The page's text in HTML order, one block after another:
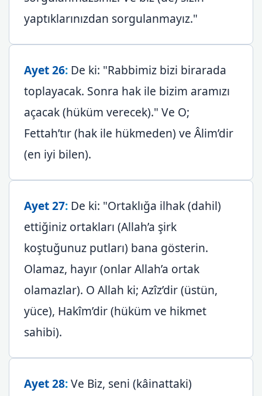
yaptıklarınızdan sorgulanmayız."
Ayet 26: De ki: "Rabbimiz bizi birarada
toplayacak. Sonra hak ile bizim aramızı
açacak (hüküm verecek)." Ve O;
Fettah’tır (hak ile hükmeden) ve Âlim’dir
(en iyi bilen).
Ayet 27: De ki: "Ortaklığa ilhak (dahil)
ettiğiniz ortakları (Allah’a şirk
koştuğunuz putları) bana gösterin.
Olamaz, hayır (onlar Allah’a ortak
olamazlar). O Allah ki; Azîz’dir (üstün,
yüce), Hakîm’dir (hüküm ve hikmet
sahibi).
Ayet 28:Ve Biz, seni (kâinattaki)